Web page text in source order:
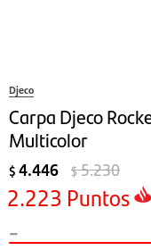
Djeco
Carpa Djeco
Multicolor
$ 4.446 $5.230
2.223 Puntos
-